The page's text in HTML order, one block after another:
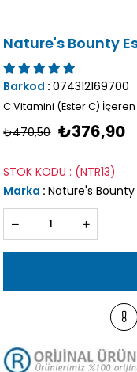
Nature's Bounty
Barkod : 074312169700
C Vitamini (Ester C) İçeren
₺470,50 ₺376,90
(NTR13)
STOK KODU
Marka : Nature's Bounty